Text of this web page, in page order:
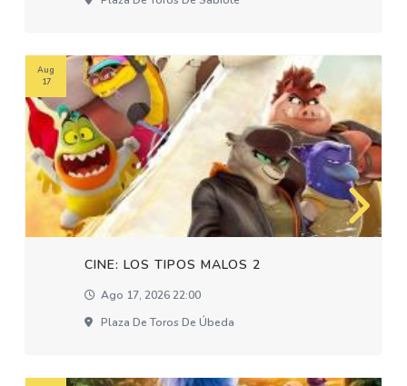
CINE: LOS TIPOS MALOS 2
Ago 17, 2026 22:00
Plaza De Toros De Úbeda
Aug
17